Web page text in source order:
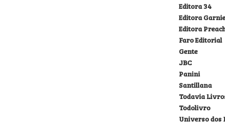
Editora 34
Editora
Editora
Faro Editorial
Gente
JBC
Panini
Santillana
Todavia
Todolivro
Universo dos